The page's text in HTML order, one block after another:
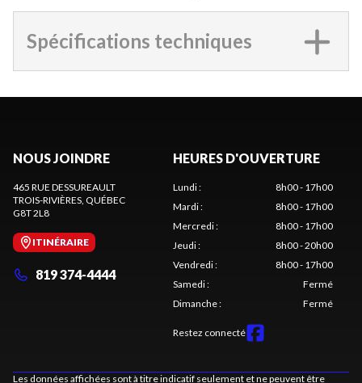
Spécifications techniques
NOUS JOINDRE
465 RUE DESSUREAULT
TROIS-RIVIÈRES, QUÉBEC
G8T 2L8
ITINÉRAIRE
819 374-4444
HEURES D'OUVERTURE
Lundi:
8h00 - 17h00
Mardi:
8h00 - 17h00
Mercredi:
8h00 - 17h00
Jeudi:
8h00 - 20h00
Vendredi:
8h00 - 17h00
Samedi:
Fermé
Dimanche: Fermé
Restez connecté
Les données affichées sont à titre indicatif seulement et ne peuvent être